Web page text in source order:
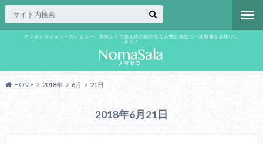
デジタルガジェットのレビュー、美味しくて唸る店の紹介など人生に役立つ一次情報をお届けし
ます！
HOME 2018年 6月 21日
2018年6月21日